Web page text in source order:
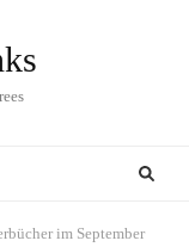
im September